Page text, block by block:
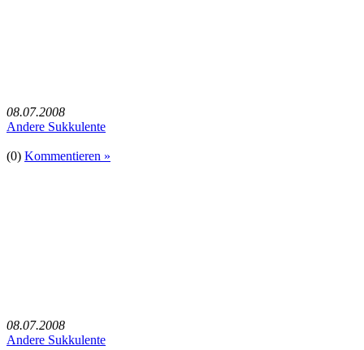
08.07.2008
Andere Sukkulente
(0) Kommentieren »
08.07.2008
Andere Sukkulente